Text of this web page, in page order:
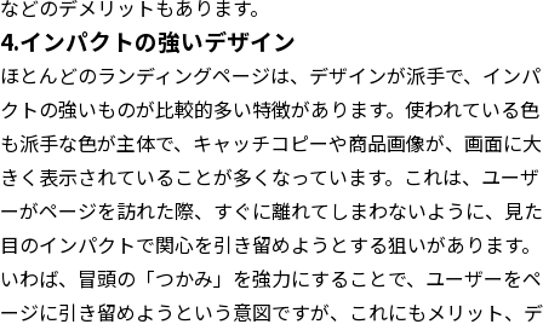
などのデメリットもあります。
4.インパクトの強いデザイン
ほとんどのランディングページは、デザインが派手で、インパ
クトの強いものが比較的多い特徴があります。使われている色
も派手な色が主体で、キャッチコピーや商品画像が、画面に大
きく表示されていることが多くなっています。これは、ユーザ
ーがページを訪れた際、すぐに離れてしまわないように、見た
目のインパクトで関心を引き留めようとする狙いがあります。
いわば、冒頭の「つかみ」を強力にすることで、ユーザーをペ
ージに引き留めようという意図ですが、これにもメリット、デ